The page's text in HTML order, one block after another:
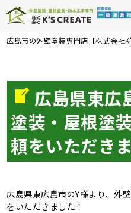
Skip
広島市の外壁塗装専門店【株式会社
広島県東
塗装・屋根塗
頼をいただき
広島県東広島市のY様より、外
をいただきました！